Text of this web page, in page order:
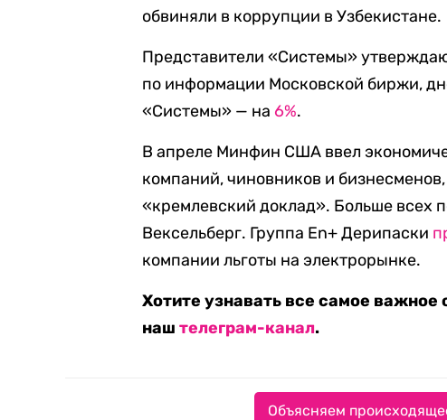
обвиняли в коррупции в Узбекистане.
Представители «Системы»
по информации Московской биржи,
«Системы» — на 6%.
В апреле Минфин США ввел
компаний, чиновников и
«кремлевский доклад». Больше всех
Вексельберг. Группа En+ Дерипаски
компании льготы на электрорынке.
Хотите узнавать все самое
наштелеграм-канал.
Объясняем